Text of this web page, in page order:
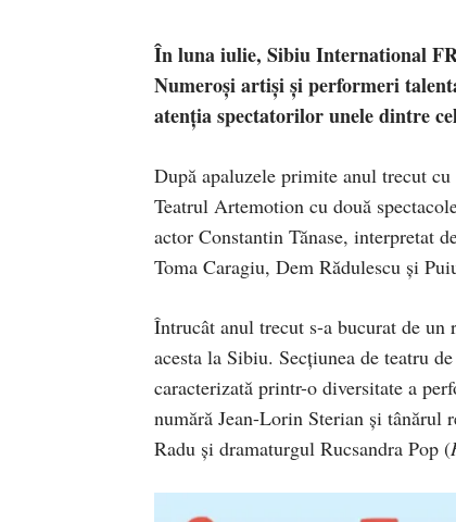
În luna iulie, Sibiu International
Numeroşi artişi şi performeri
atenţia spectatorilor unele dintre
După apaluzele primite anul trecut cu
Teatrul Artemotion cu două
actor Constantin Tănase, interpretat
Toma Caragiu, Dem Rădulescu şi
Întrucât anul trecut s-a bucurat de
acesta la Sibiu. Secţiunea de teatru
caracterizată printr-o diversitate a
numără Jean-Lorin Sterian şi tânărul
Radu şi dramaturgul Rucsandra Pop (